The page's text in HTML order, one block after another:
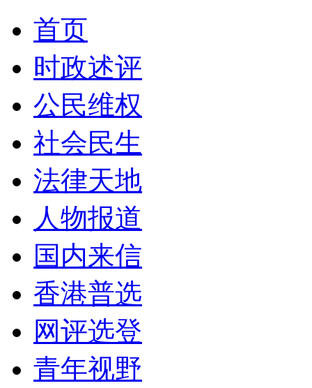
首页
时政述评
公民维权
社会民生
法律天地
人物报道
国内来信
香港普选
网评选登
青年视野